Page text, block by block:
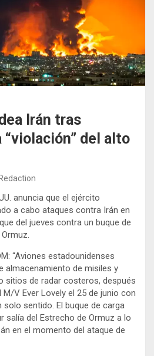
Irán tras
“violación” del alto
anuncia que el ejército
a cabo ataques contra Irán en
del jueves contra un buque de
“Aviones estadounidenses
almacenamiento de misiles y
sitios de radar costeros, después
V Ever Lovely el 25 de junio con
solo sentido. El buque de carga
salía del Estrecho de Ormuz a lo
en el momento del ataque de